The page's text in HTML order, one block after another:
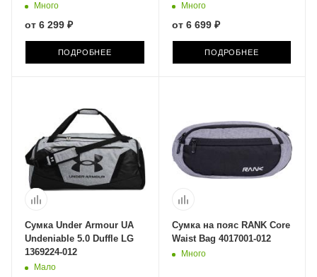
Много
от 6 299 ₽
ПОДРОБНЕЕ
Много
от 6 699 ₽
ПОДРОБНЕЕ
Сумка Under Armour UA
Undeniable 5.0 Duffle LG
1369224-012
Мало
Сумка на пояс RANK Core
Waist Bag 4017001-012
Много